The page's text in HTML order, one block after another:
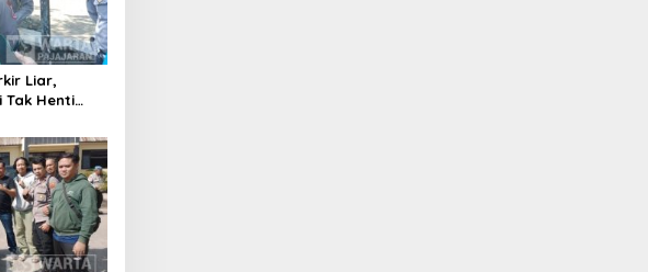
Liar,
Tak Henti